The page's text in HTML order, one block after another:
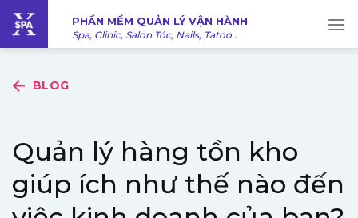
Bỏ
qua
nội
PHẦN MỀM QUẢN LÝ VẬN HÀNH
Spa, Clinic, Salon Tóc, Nails, Tatoo..
BLOG
Quản lý hàng tồn kho
giúp ích như thế nào đến